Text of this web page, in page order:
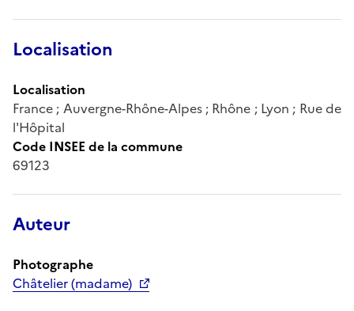
Localisation
Localisation
France ; Auvergne-Rhône-Alpes ; Rhône ; Lyon ; Rue de
l'Hôpital
Code INSEE de la commune
69123
Auteur
Photographe
Châtelier (madame)